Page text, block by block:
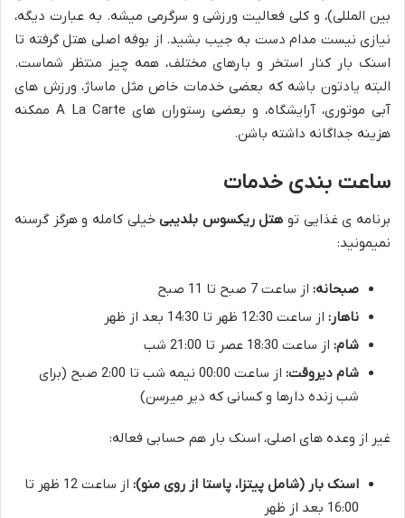
بین المللی)، و کلی فعالیت ورزشی و سرگرمی میشه. به عبارت دیگه،
نیازی نیست مدام دست به جیب بشید. از بوفه اصلی هتل گرفته تا
اسنک بار کنار استخر و بارهای مختلف، همه چیز منتظر شماست.
البته یادتون باشه که بعضی خدمات خاص مثل ماساژ، ورزش های
آبی موتوری، آرایشگاه، و بعضی رستوران های A La Carte ممکنه
هزینه جداگانه داشته باشن.
ساعت بندی خدمات
برنامه ی غذایی تو هتل ریکسوس بلدیبیخیلی کامله و هرگز گرسنه
نمیمونید:
صبحانه: از ساعت 7 صبح تا 11 صبح
ناهار: از ساعت 12:30 ظهر تا 14:30 بعد از ظهر
شام: از ساعت 18:30 عصر تا 21:00 شب
شام دیروقت:
از ساعت 00:00 نیمه شب تا 2:00 صبح (برای
شب زنده دارها و کسانی که دیر میرسن)
غیر از وعده های اصلی، اسنک بار هم حسابی فعاله:
اسنک بار (شامل پیتزا، پاستا از روی منو):
از ساعت 12 ظهر تا
16:00 بعد از ظهر